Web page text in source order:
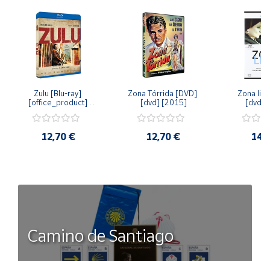
Zulu [Blu-ray]
[office_product]
12,70 €
Zona Tórrida [DVD]
[dvd] [2015]
12,70 €
Zona
[dvd]
Camino de Santiago